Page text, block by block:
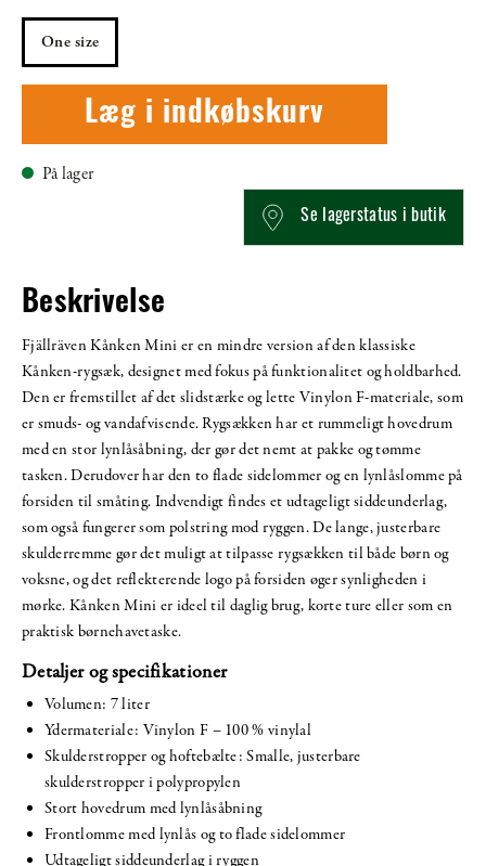
One size
Læg i indkøbskurv
På lager
Se lagerstatus i butik
Beskrivelse
Fjällräven Kånken Mini er en mindre version af den klassiske
Kånken-rygsæk, designet med fokus på funktionalitet og holdbarhed.
Den er fremstillet af det slidstærke og lette Vinylon F-materiale, som
er smuds- og vandafvisende. Rygsækken har et rummeligt hovedrum
med en stor lynlåsåbning, der gør det nemt at pakke og tømme
tasken. Derudover har den to flade sidelommer og en lynlåslomme på
forsiden til småting. Indvendigt findes et udtageligt siddeunderlag,
som også fungerer som polstring mod ryggen. De lange, justerbare
skulderremme gør det muligt at tilpasse rygsækken til både børn og
voksne, og det reflekterende logo på forsiden øger synligheden i
mørke. Kånken Mini er ideel til daglig brug, korte ture eller som en
praktisk børnehavetaske.
Detaljer og specifikationer
Volumen: 7 liter
Ydermateriale: Vinylon F – 100 % vinylal
Skulderstropper og hoftebælte: Smalle, justerbare
skulderstropper i polypropylen
Stort hovedrum med lynlåsåbning
Frontlomme med lynlås og to flade sidelommer
Udtageligt siddeunderlag i ryggen